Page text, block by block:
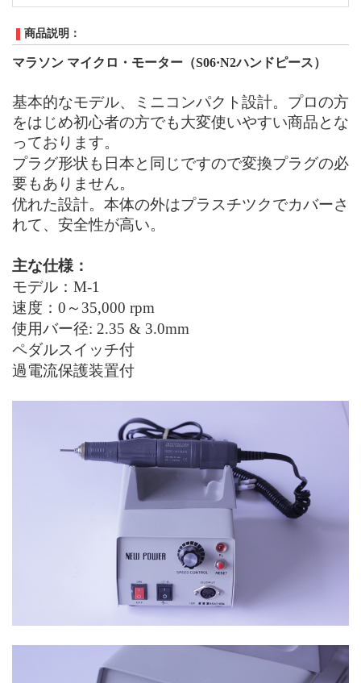
商品説明：
マラソン マイクロ・モーター（S06·N2ハンドピース）
基本的なモデル、ミニコンパクト設計。プロの方
をはじめ初心者の方でも大変使いやすい商品とな
っております。
プラグ形状も日本と同じですので変換プラグの必
要もありません。
优れた設計。本体の外はプラスチツクでカバーさ
れて、安全性が高い。
主な仕様：
モデル：M-1
速度：0～35,000 rpm
使用バー径: 2.35 & 3.0mm
ペダルスイッチ付
過電流保護装置付